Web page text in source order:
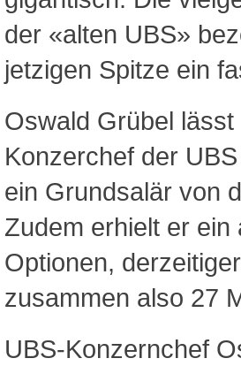
der «alten UBS»
jetzigen Spitze ein
Oswald Grübel
Konzerchef der
ein Grundsalär von
Zudem erhielt er
Optionen,
zusammen also 27
UBS-Konzernchef